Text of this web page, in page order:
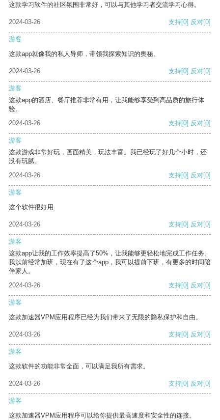
这款学习软件的社区氛围非常好，可以与其他学习者交流学习心得。
2024-03-26 支持[0] 反对[0]
游客
这款app就像我的私人导师，带领我探索知识的奥秘。
2024-03-26 支持[0] 反对[0]
游客
这款app的酒店、餐厅推荐非常有用，让我能够享受到高品质的旅行体
验。
2024-03-26
支持[0] 反对[0]
游客
这款游戏非常好玩，画面精美，玩法丰富。我已经玩了好几个小时，还
没有玩腻。
2024-03-26
支持[0] 反对[0]
游客
这个软件很好用
2024-03-26 支持[0] 反对[0]
游客
这款app让我的工作效率提高了50%，让我能够更轻松地完成工作任务。
我以前经常加班，现在有了这个app，我可以提前下班，有更多的时间陪
伴家人。
2024-03-26
支持[0] 反对[0]
游客
这款加速器VPM应用程序已经为我们带来了无限的隐私保护和自由。
2024-03-26 支持[0] 反对[0]
游客
这款软件的功能非常全面，可以满足我所有需求。
2024-03-26 支持[0] 反对[0]
游客
这款加速器VPM应用程序可以给你提供最高速度和安全性的连接。